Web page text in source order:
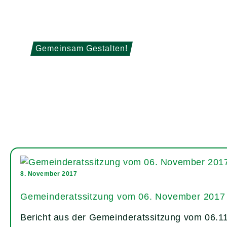
Gemeinsam Gestalten!
8. November 2017
Gemeinderatssitzung vom 06. November 2017
Bericht aus der Gemeinderatssitzung vom